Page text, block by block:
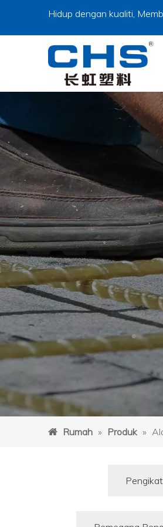
Hidup dengan kualiti,
Rumah » Produk »